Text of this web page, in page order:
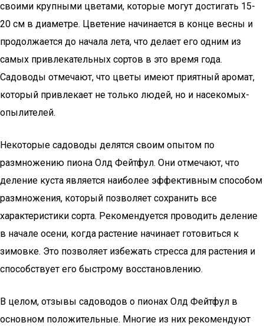
своими крупными цветами, которые могут достигать 15-
20 см в диаметре. Цветение начинается в конце весны и
продолжается до начала лета, что делает его одним из
самых привлекательных сортов в это время года.
Садоводы отмечают, что цветы имеют приятный аромат,
который привлекает не только людей, но и насекомых-
опылителей.
Некоторые садоводы делятся своим опытом по
размножению пиона Олд Фейтфул. Они отмечают, что
деление куста является наиболее эффективным способом
размножения, который позволяет сохранить все
характеристики сорта. Рекомендуется проводить деление
в начале осени, когда растение начинает готовиться к
зимовке. Это позволяет избежать стресса для растения и
способствует его быстрому восстановлению.
В целом, отзывы садоводов о пионах Олд Фейтфул в
основном положительные. Многие из них рекомендуют